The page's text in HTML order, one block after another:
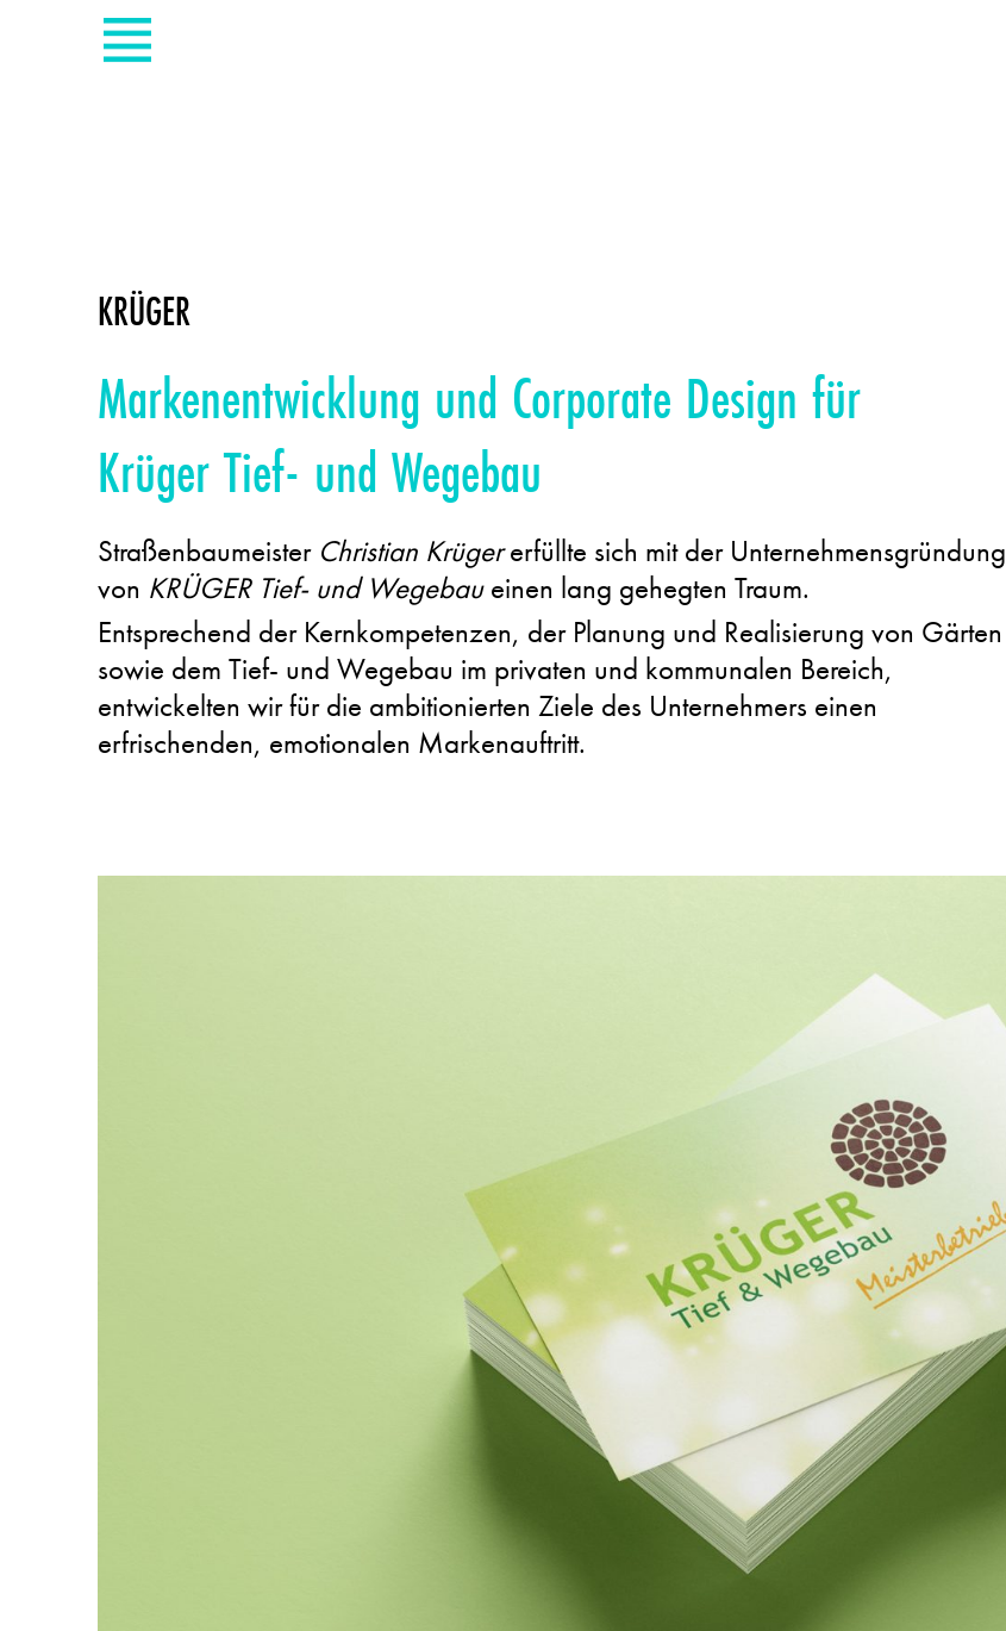
KRÜGER
Markenentwicklung und Corporate Design für
Krüger Tief- und Wegebau
Straßenbaumeister Christian Krügererfüllte sich mit der Unternehmensgründung
von KRÜGER Tief- und Wegebaueinen lang gehegten Traum.
Entsprechend der Kernkompetenzen, der Planung und Realisierung von Gärten
sowie dem Tief- und Wegebau im privaten und kommunalen Bereich,
entwickelten wir für die ambitionierten Ziele des Unternehmers einen
erfrischenden, emotionalen Markenauftritt.